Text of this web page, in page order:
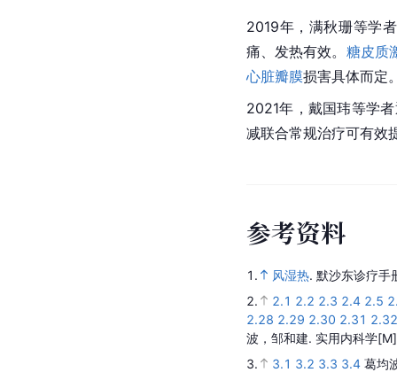
2019年，满秋珊等学
痛、发热有效。 糖皮质
心脏瓣膜损害具体而定
2021年，戴国玮等学
减联合常规治疗可有效
参考资料
1. 风湿热. 默沙东诊疗手
2.
2.1 2.2 2.3 2.4 2.5
2.28 2.29 2.30 2.31 2.32
波，邹和建. 实用内科学
3.
3.1 3.2 3.3 3.4 葛均